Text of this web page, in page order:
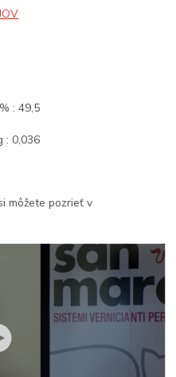
: 49,5
: 0,036
môžete pozrieť v